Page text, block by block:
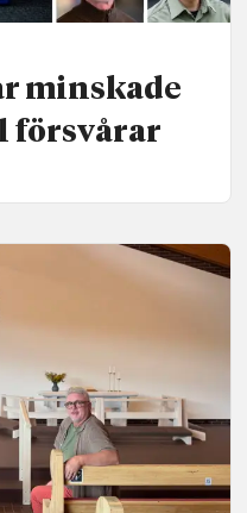
minskade
försvårar